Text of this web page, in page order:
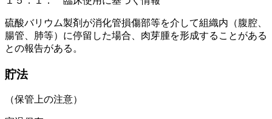
硫酸バリウム製剤が消化管損傷部等を介して組織内（腹腔、
腸管、肺等）に停留した場合、肉芽腫を形成することがある
との報告がある。
貯法
（保管上の注意）